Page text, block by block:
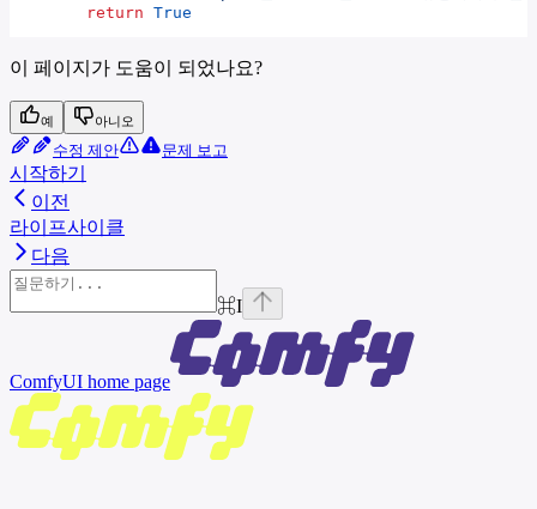
        return
True
이 페이지가 도움이 되었나요?
예 아니오
수정 제안 문제 보고
시작하기
이전
라이프사이클
다음
⌘I
ComfyUI home page